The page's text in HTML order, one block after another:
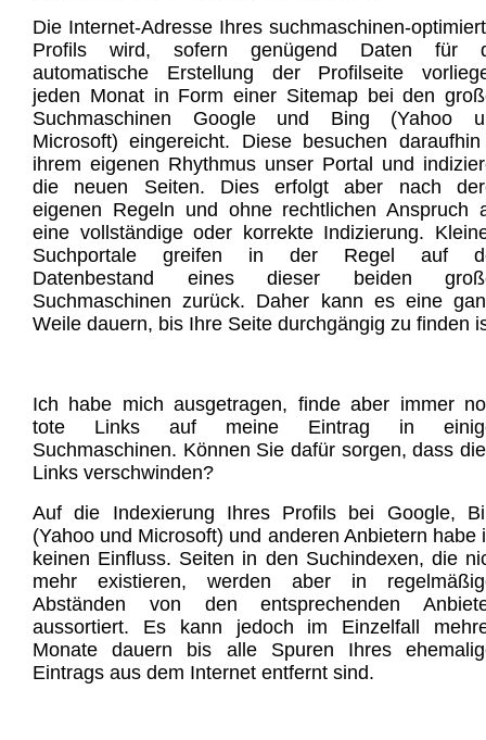
Die Internet-Adresse Ihres suchmaschinen-
Profils wird, sofern genügend Daten für
automatische Erstellung der Profilseite
jeden Monat in Form einer Sitemap bei den
Suchmaschinen Google und Bing (Yahoo
Microsoft) eingereicht. Diese besuchen
ihrem eigenen Rhythmus unser Portal und
die neuen Seiten. Dies erfolgt aber nach
eigenen Regeln und ohne rechtlichen Anspruch
eine vollständige oder korrekte Indizierung.
Suchportale greifen in der Regel auf
Datenbestand eines dieser beiden
Suchmaschinen zurück. Daher kann es eine
Weile dauern, bis Ihre Seite durchgängig zu finden
Ich habe mich ausgetragen, finde aber immer
tote Links auf meine Eintrag in
Suchmaschinen. Können Sie dafür sorgen, dass
Links verschwinden?
Auf die Indexierung Ihres Profils bei Google,
(Yahoo und Microsoft) und anderen Anbietern habe
keinen Einfluss. Seiten in den Suchindexen, die
mehr existieren, werden aber in
Abständen von den entsprechenden
aussortiert. Es kann jedoch im Einzelfall
Monate dauern bis alle Spuren Ihres
Eintrags aus dem Internet entfernt sind.